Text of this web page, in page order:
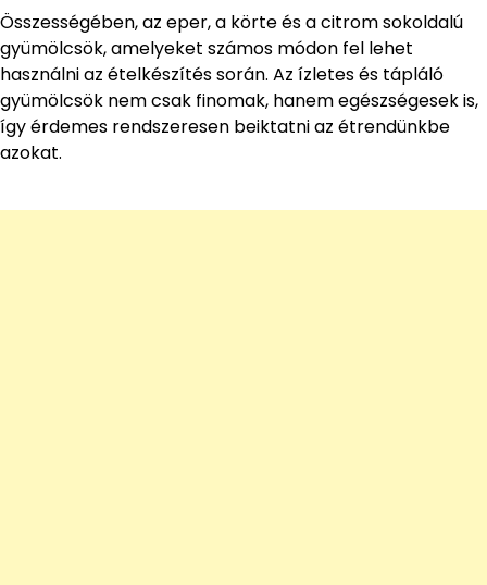
Összességében, az eper, a körte és a citrom sokoldalú
gyümölcsök, amelyeket számos módon fel lehet
használni az ételkészítés során. Az ízletes és tápláló
gyümölcsök nem csak finomak, hanem egészségesek is,
így érdemes rendszeresen beiktatni az étrendünkbe
azokat.